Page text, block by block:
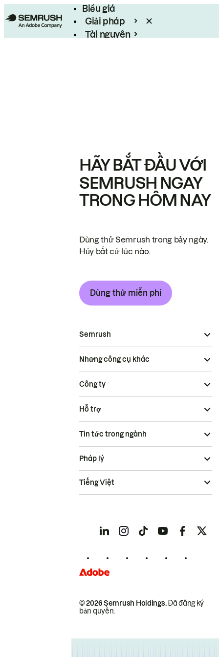
Biểu giá
Giải pháp
Tài nguyên
HÃY BẮT ĐẦU VỚI
SEMRUSH NGAY
TRONG HÔM NAY
Dùng thử Semrush trong bảy ngày.
Hủy bất cứ lúc nào.
Dùng thử miễn phí
Semrush
Những công cụ khác
Công ty
Hỗ trợ
Tin tức trong ngành
© 2026 Semrush Holdings.Đã đăng ký
bản quyền.
Pháp lý
Tiếng Việt